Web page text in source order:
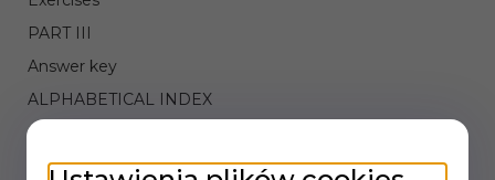
PART III
Answer key
ALPHABETICAL INDEX
BIBLIOGRAPHY